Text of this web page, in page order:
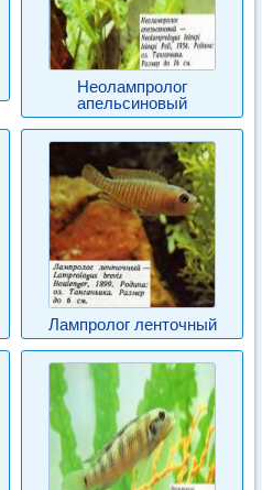
Неолампролог
апельсиновый
Лампролог ленточный